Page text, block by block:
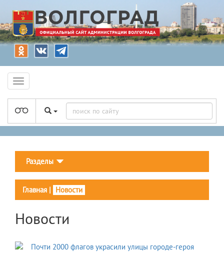
Разделы
Главная | Новости
Новости